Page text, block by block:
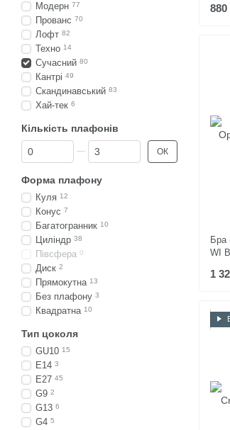
880
Бра
WI
1
Модерн 77
Прованс 70
Лофт 82
Техно 14
Сучасний 80
Кантрі 49
Скандинавський 83
Хай-тек 6
Кількість плафонів
Від Кількість плафонів
До Кількість плафонів ОК
Форма плафону
Куля 12
Конус 7
Багатогранник 10
Циліндр 38
Півсфера 0
Диск 2
Прямокутна 13
Без плафону 3
Квадратна 10
Тип цоколя
GU10 15
E14 3
E27 45
G9 2
G13 6
G4 5